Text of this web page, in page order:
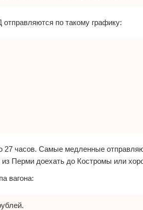
по такому графику:
27 часов. Самые медленные
из Перми доехать до Костромы или
вагона: